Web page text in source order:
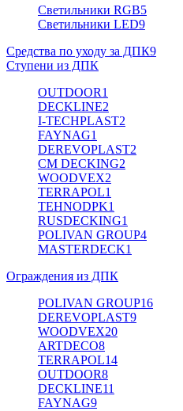
Светильники RGB5
Светильники LED9
Средства по уходу за ДПК9
Ступени из ДПК
OUTDOOR1
DECKLINE2
I-TECHPLAST2
FAYNAG1
DEREVOPLAST2
CM DECKING2
WOODVEX2
TERRAPOL1
TEHNODPK1
RUSDECKING1
POLIVAN GROUP4
MASTERDECK1
Ограждения из ДПК
POLIVAN GROUP16
DEREVOPLAST9
WOODVEX20
ARTDECO8
TERRAPOL14
OUTDOOR8
DECKLINE11
FAYNAG9